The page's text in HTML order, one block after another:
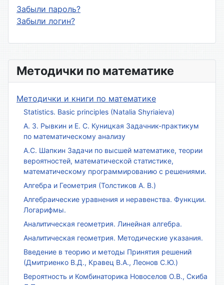
Методички по математике
Методички и книги по математике
Statistics. Basic principles (Natalia Shyriaieva)
А. З. Рывкин и Е. С. Куницкая Задачник-практикум
по математическому анализу
А.С. Шапкин Задачи по высшей математике, теории
вероятностей, математической статистике,
математическому программированию с решениями.
Алгебра и Геометрия (Толстиков А. В.)
Алгебраические уравнения и неравенства. Функции.
Логарифмы.
Аналитическая геометрия. Линейная алгебра.
Аналитическая геометрия. Методические указания.
Введение в теорию и методы Принятия решений
(Дмитриенко В.Д., Кравец В.А., Леонов С.Ю.)
Вероятность и Комбинаторика Новоселов О.В., Скиба
Забыли пароль?
Забыли логин?